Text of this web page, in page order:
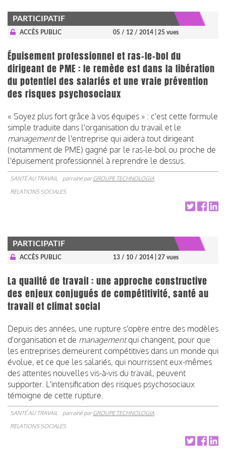
PARTICIPATIF
ACCÈS PUBLIC 05 / 12 / 2014 | 25 vues
Épuisement professionnel et ras-le-bol du
dirigeant de PME : le remède est dans la libération
du potentiel des salariés et une vraie prévention
des risques psychosociaux
« Soyez plus fort grâce à vos équipes » : c'est cette formule
simple traduite dans l'organisation du travail et le
managementde l'entreprise qui aidera tout dirigeant
(notamment de PME) gagné par le ras-le-bol ou proche de
l'épuisement professionnel à reprendre le dessus.
SANTÉ AU TRAVAIL parrainé parGROUPE TECHNOLOGIA
RELATIONS SOCIALES
PARTICIPATIF
ACCÈS PUBLIC 13 / 10 / 2014 | 27 vues
La qualité de travail : une approche constructive
des enjeux conjugués de compétitivité, santé au
travail et climat social
Depuis des années, une rupture s'opère entre des modèles
d'organisation et de managementqui changent, pour que
les entreprises demeurent compétitives dans un monde qui
évolue, et ce que les salariés, qui nourrissent eux-mêmes
des attentes nouvelles vis-à-vis du travail, peuvent
supporter. L'intensification des risques psychosociaux
témoigne de cette rupture.
SANTÉ AU TRAVAIL parrainé parGROUPE TECHNOLOGIA
RELATIONS SOCIALES